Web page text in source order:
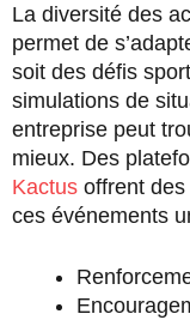
La diversité des
permet de
soit des défis
simulations de
entreprise peut
mieux. Des
Kactus offrent
ces événements